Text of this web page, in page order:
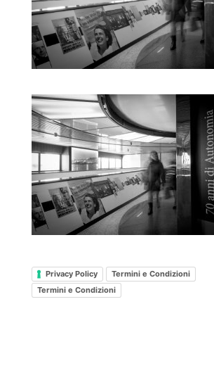
Privacy Policy
Termini e Condizioni
Termini e Condizioni